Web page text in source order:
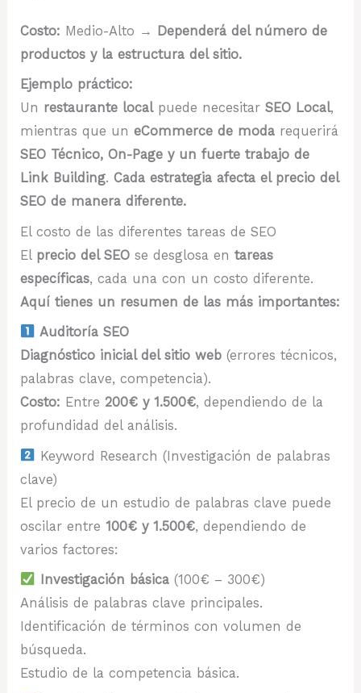
Costo: Medio-Alto → Dependerá del número de
productos y la estructura del sitio.
Ejemplo práctico:
Un restaurante localpuede necesitarSEO Local,
mientras que uneCommerce de moda requerirá
SEO Técnico, On-Page y un fuerte trabajo de
Link Building.Cada estrategia afecta el precio del
SEO de manera diferente.
El costo de las diferentes tareas de SEO
El precio del SEO se desglosa entareas
específicas, cada una con un costo diferente.
Aquí tienes un resumen de las más importantes:
Auditoría SEO
Diagnóstico inicial del sitio web (errores técnicos,
palabras clave, competencia).
Costo: Entre200€ y 1.500€, dependiendo de la
profundidad del análisis.
Keyword Research (Investigación de palabras
clave)
El precio de un estudio de palabras clave puede
oscilar entre100€ y 1.500€, dependiendo de
varios factores:
Investigación básica(100€ – 300€)
Análisis de palabras clave principales.
Identificación de términos con volumen de
búsqueda.
Estudio de la competencia básica.